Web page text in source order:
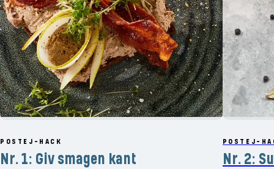
POSTEJ-HACK
Nr. 1: Giv smagen kant
POSTEJ-
Nr. 2: